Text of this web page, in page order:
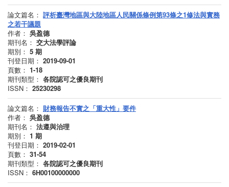
論文篇名： 評析臺灣地區與大陸地區人民關係條例第93條之1修法與實務
之若干議題
作者： 吳盈德
期刊名： 交大法學評論
期別： 5 期
刊登日期： 2019-09-01
頁數： 1-18
期刊類型： 各院認可之優良期刊
ISSN： 25230298
論文篇名： 財務報告不實之「重大性」要件
作者： 吳盈德
期刊名： 法遵與治理
期別： 1 期
刊登日期： 2019-02-01
頁數： 31-54
期刊類型： 各院認可之優良期刊
ISSN： 6H00100000000